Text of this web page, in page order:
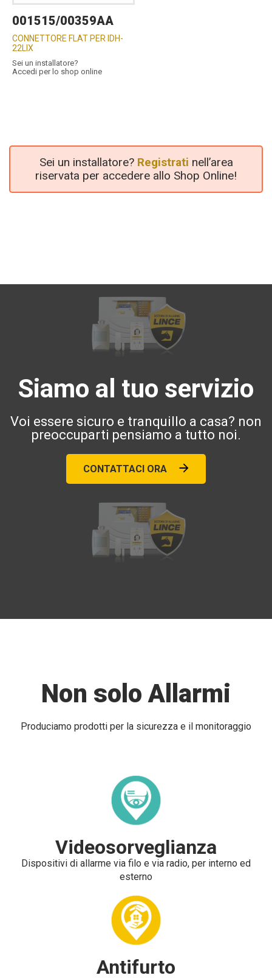
001515/00359AA
CONNETTORE FLAT PER IDH-
22LIX
Sei un installatore?
Accedi per lo shop online
Sei un installatore? Registrati nell’area
riservata per accedere allo Shop Online!
Siamo al tuo servizio
Voi essere sicuro e tranquillo a casa? non
preoccuparti pensiamo a tutto noi.
CONTATTACI ORA
Non solo Allarmi
Produciamo prodotti per la sicurezza e il monitoraggio
Videosorveglianza
Dispositivi di allarme via filo e via radio, per interno ed
esterno
Antifurto